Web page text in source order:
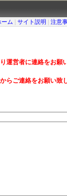
ム サイト説明 注意
運営者に連絡をお願
からご連絡をお願い致